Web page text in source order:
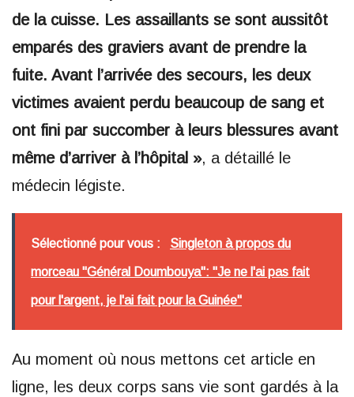
de la cuisse. Les assaillants se sont aussitôt
emparés des graviers avant de prendre la
fuite. Avant l’arrivée des secours, les deux
victimes avaient perdu beaucoup de sang et
ont fini par succomber à leurs blessures avant
même d’arriver à l’hôpital », a détaillé le
médecin légiste.
Sélectionné pour vous : Singleton à propos du
morceau "Général Doumbouya": "Je ne l'ai pas fait
pour l'argent, je l'ai fait pour la Guinée"
Au moment où nous mettons cet article en
ligne, les deux corps sans vie sont gardés à la